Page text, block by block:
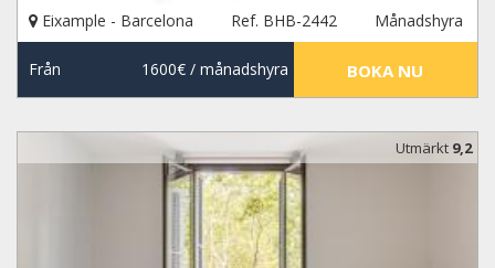
Eixample - Barcelona
Ref. BHB-2442 Månadshyra
Från 1600€/ månadshyra BOKA NU
Utmärkt 9,2